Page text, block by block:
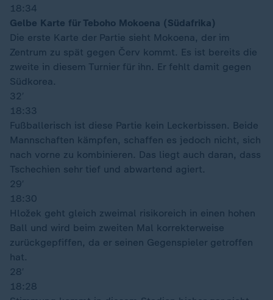
18:34
Gelbe Karte für Teboho Mokoena (Südafrika)
Die erste Karte der Partie sieht Mokoena, der im
Zentrum zu spät gegen Červ kommt. Es ist bereits die
zweite in diesem Turnier für ihn. Er fehlt damit gegen
Südkorea.
32′
18:33
Fußballerisch ist diese Partie kein Leckerbissen. Beide
Mannschaften kämpfen, schaffen es jedoch nicht, sich
nach vorne zu kombinieren. Das liegt auch daran, dass
Tschechien sehr tief und abwartend agiert.
29′
18:30
Hložek geht gleich zweimal risikoreich in einen hohen
Ball und wird beim zweiten Mal korrekterweise
zurückgepfiffen, da er seinen Gegenspieler getroffen
hat.
28′
18:28